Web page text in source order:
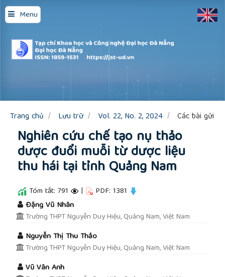
Menu
Quick
jump
to
page
content
Main
Sidebar
Trang chủ Lưu trữ Vol. 22, No. 2, 2024 Các bài gửi
Nghiên cứu chế tạo nụ thảo
dược đuổi muỗi từ dược liệu
thu hái tại tỉnh Quảng Nam
Tóm tắt: 791 | PDF: 1381
Đặng Vũ Nhân
Trường THPT Nguyễn Duy Hiệu, Quảng Nam, Việt Nam
Nguyễn Thị Thu Thảo
Trường THPT Nguyễn Duy Hiệu, Quảng Nam, Việt Nam
Vũ Vân Anh